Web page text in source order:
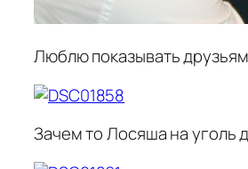
Люблю показывать
Зачем то Лосяша на уголь